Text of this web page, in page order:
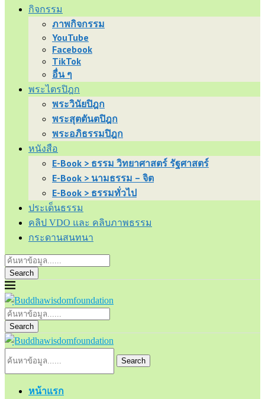
กิจกรรม
ภาพกิจกรรม
YouTube
Facebook
TikTok
อื่น ๆ
พระไตรปิฎก
พระวินัยปิฎก
พระสุตตันตปิฎก
พระอภิธรรมปิฎก
หนังสือ
E-Book > ธรรม วิทยาศาสตร์ รัฐศาสตร์
E-Book > นามธรรม – จิต
E-Book > ธรรมทั่วไป
ประเด็นธรรม
คลิป VDO และ คลิบภาพธรรม
กระดานสนทนา
Search
Search
Search
หน้าแรก